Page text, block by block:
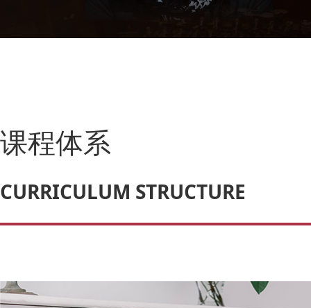
课程体系
CURRICULUM STRUCTURE